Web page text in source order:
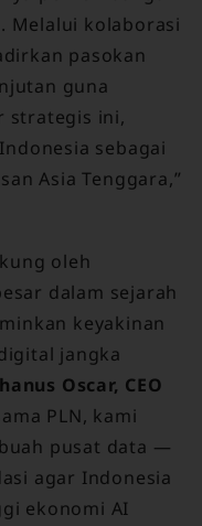
Melalui kolaborasi
pasokan
guna
strategis ini,
sebagai
Asia Tenggara,”
oleh
dalam sejarah
keyakinan
jangka
Oscar, CEO
PLN, kami
pusat data —
agar Indonesia
ekonomi AI